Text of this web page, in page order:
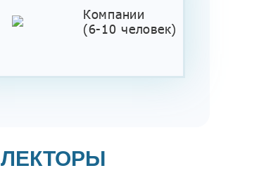
Компании
(6-10 человек)
ЛЕКТОРЫ